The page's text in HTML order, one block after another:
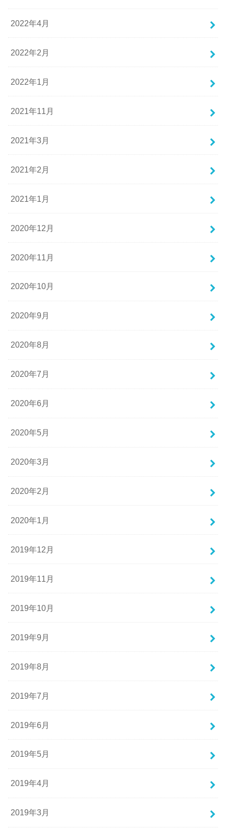
2022年4月
2022年2月
2022年1月
2021年11月
2021年3月
2021年2月
2021年1月
2020年12月
2020年11月
2020年10月
2020年9月
2020年8月
2020年7月
2020年6月
2020年5月
2020年3月
2020年2月
2020年1月
2019年12月
2019年11月
2019年10月
2019年9月
2019年8月
2019年7月
2019年6月
2019年5月
2019年4月
2019年3月